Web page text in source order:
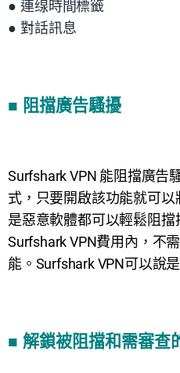
● 連缐時間標籤
● 對話訊息
■ 阻擋廣告騷擾
Surfshark VPN 能阻擋廣告
式，只要開啟該功能就可
是惡意軟體都可以輕鬆阻
Surfshark VPN費用內，不
能。 Surfshark VPN可以說
■ 解鎖被阻擋和需審查